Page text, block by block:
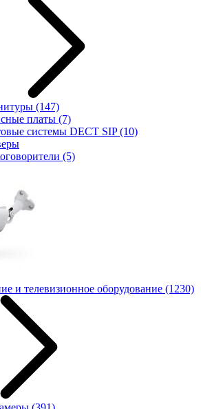
(147)
платы (7)
системы DECT SIP(10)
(5)
и телевизионное оборудование (1230)